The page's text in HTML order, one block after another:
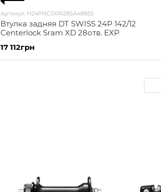
Артикул: H24PNCDRR28SA4885S
Втулка задняя DT SWISS 24P 142/12
Centerlock Sram XD 28отв. EXP
17 112грн